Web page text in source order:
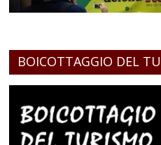
BOICOTTAGGIO DEL